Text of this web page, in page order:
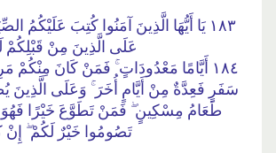
١٨٣ يَا أَيُّهَا الَّذِينَ آمَنُوا كُتِبَ عَلَيْكُمُ
عَلَى الَّذِينَ مِنْ قَبْلِكُمْ
١٨٤ أَيَّامًا مَعْدُودَاتٍ ۚ فَمَنْ كَانَ مِنْكُمْ
سَفَرٍ فَعِدَّةٌ مِنْ أَيَّامٍ أُخَرَ ۚ وَعَلَى الَّذِينَ
طَعَامُ مِسْكِينٍ ۖ فَمَنْ تَطَوَّعَ خَيْرًا فَهُوَ
تَصُومُوا خَيْرٌ لَكُمْ ۖ إِنْ